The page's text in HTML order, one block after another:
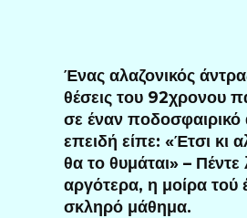
Ένας αλαζονικός
θέσεις του 92χρονου
σε έναν
επειδή είπε: «Έτσι κι
θα το θυμάται» – Πέντε
αργότερα, η μοίρα τού
σκληρό μάθημα.